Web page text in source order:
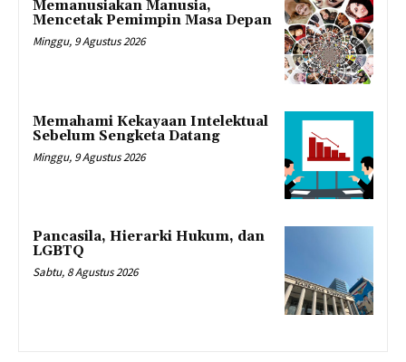
Memanusiakan Manusia,
Mencetak Pemimpin Masa Depan
Minggu, 9 Agustus 2026
Memahami Kekayaan Intelektual
Sebelum Sengketa Datang
Minggu, 9 Agustus 2026
Pancasila, Hierarki Hukum, dan
LGBTQ
Sabtu, 8 Agustus 2026